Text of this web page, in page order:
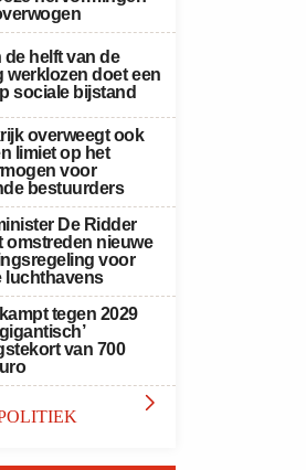
de helft van de
werklozen doet een
sociale bijstand
overweegt ook
limiet op het
voor
bestuurders
De Ridder
omstreden nieuwe
voor
luchthavens
tegen 2029
van 700
